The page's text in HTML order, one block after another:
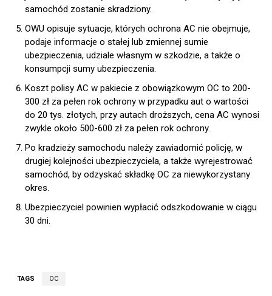
samochód zostanie skradziony.
OWU opisuje sytuacje, których ochrona AC nie obejmuje,
podaje informacje o stałej lub zmiennej sumie
ubezpieczenia, udziale własnym w szkodzie, a także o
konsumpcji sumy ubezpieczenia.
Koszt polisy AC w pakiecie z obowiązkowym OC to 200-
300 zł za pełen rok ochrony w przypadku aut o wartości
do 20 tys. złotych, przy autach droższych, cena AC wynosi
zwykle około 500-600 zł za pełen rok ochrony.
Po kradzieży samochodu należy zawiadomić policję, w
drugiej kolejności ubezpieczyciela, a także wyrejestrować
samochód, by odzyskać składkę OC za niewykorzystany
okres.
Ubezpieczyciel powinien wypłacić odszkodowanie w ciągu
30 dni.
TAGS OC